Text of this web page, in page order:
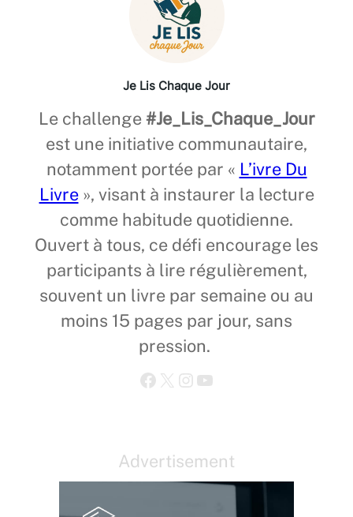
Je Lis Chaque Jour
Le challenge#Je_Lis_Chaque_Jour
est une initiative communautaire,
notamment portée par « L’ivre Du
Livre», visant à instaurer la lecture
comme habitude quotidienne.
Ouvert à tous, ce défi encourage les
participants à lire régulièrement,
souvent un livre par semaine ou au
moins 15 pages par jour, sans
pression.
Facebook X Instagram YouTube
Advertisement